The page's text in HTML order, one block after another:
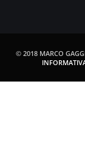
© 2018 MARCO